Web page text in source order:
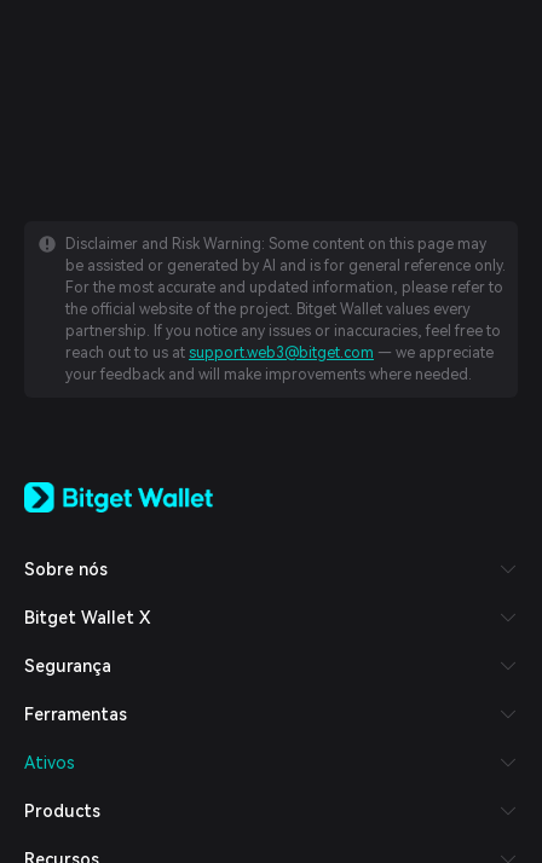
Disclaimer and Risk Warning: Some content on this page may
be assisted or generated by AI and is for general reference only.
For the most accurate and updated information, please refer to
the official website of the project. Bitget Wallet values every
partnership. If you notice any issues or inaccuracies, feel free to
reach out to us at support.web3@bitget.com — we appreciate
your feedback and will make improvements where needed.
日本語
Español (Latinoamérica)
Italiano
Deutsch
繁體中文
Bahasa Indonesia
हिन्दी
Sobre nós
Bitget Wallet X
Segurança
Ferramentas
Ativos
Products
Recursos